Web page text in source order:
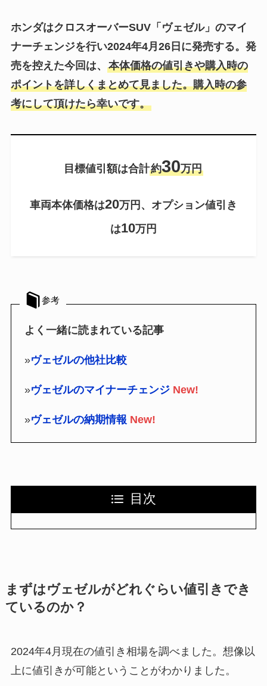
ホンダはクロスオーバーSUV「ヴェゼル」のマイ
ナーチェンジを行い2024年4月26日に発売する。発
売を控えた今回は、 本体価格の値引きや購入時の
ポイントを詳しくまとめて見ました。購入時の参
考にして頂けたら幸いです。
目標値引額は合計約30万円
車両本体価格は20万円、オプション値引き
は10万円
参考
よく一緒に読まれている記事
»ヴェゼルの他社比較
»ヴェゼルのマイナーチェンジ New!
»ヴェゼルの納期情報 New!
目次
まずはヴェゼルがどれぐらい値引きでき
ているのか？
2024年4月現在の値引き相場を調べました。想像以
上に値引きが可能ということがわかりました。